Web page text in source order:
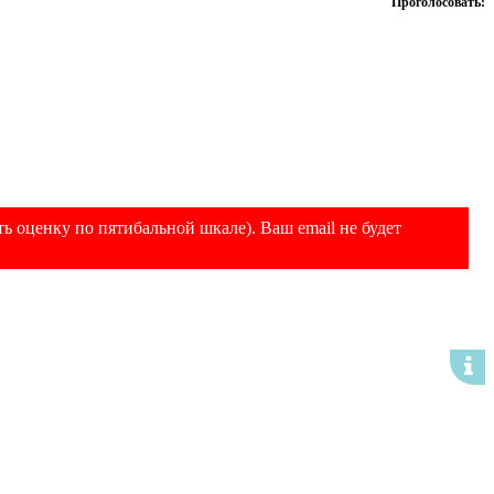
оценку по пятибальной шкале). Ваш email не будет